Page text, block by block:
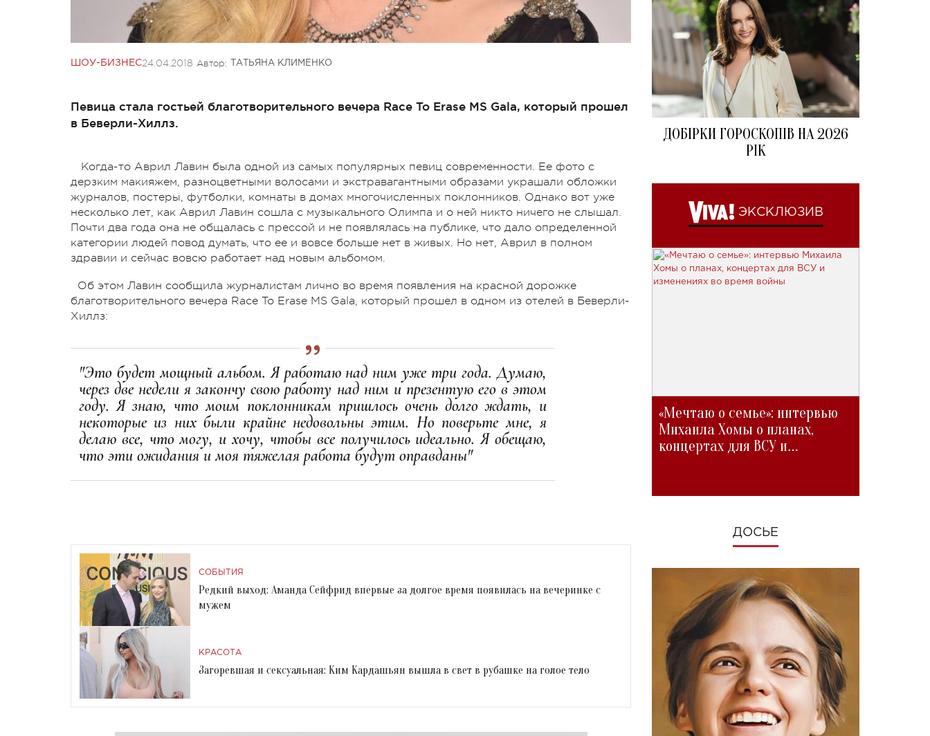
ШОУ-БИЗНЕС24.04.2018 Автор: ТАТЬЯНА КЛИМЕНКО
Певица стала гостьей благотворительного вечера Race To Erase MS Gala, который прошел
в Беверли-Хиллз.
Когда-то Аврил Лавин была одной из самых популярных певиц современности. Ее фото с
дерзким макияжем, разноцветными волосами и экстравагантными образами украшали обложки
журналов, постеры, футболки, комнаты в домах многочисленных поклонников. Однако вот уже
несколько лет, как Аврил Лавин сошла с музыкального Олимпа и о ней никто ничего не слышал.
Почти два года она не общалась с прессой и не появлялась на публике, что дало определенной
категории людей повод думать, что ее и вовсе больше нет в живых. Но нет, Аврил в полном
здравии и сейчас вовсю работает над новым альбомом.
Об этом Лавин сообщила журналистам лично во время появления на красной дорожке
благотворительного вечера Race To Erase MS Gala, который прошел в одном из отелей в Беверли-
Хиллз:
"Это будет мощный альбом. Я работаю над ним уже три года. Думаю,
через две недели я закончу свою работу над ним и презентую его в этом
году. Я знаю, что моим поклонникам пришлось очень долго ждать, и
некоторые из них были крайне недовольны этим. Но поверьте мне, я
делаю все, что могу, и хочу, чтобы все получилось идеально. Я обещаю,
что эти ожидания и моя тяжелая работа будут оправданы"
СОБЫТИЯ
Редкий выход: Аманда Сейфрид впервые за долгое время появилась на вечеринке с
мужем
КРАСОТА
Загоревшая и сексуальная: Ким Кардашьян вышла в свет в рубашке на голое тело
ДОБІРКИ ГОРОСКОПІВ НА 2026
РІК
ЭКСКЛЮЗИВ
«Мечтаю о семье»: интервью
Михаила Хомы о планах,
концертах для ВСУ и
ДОСЬЕ